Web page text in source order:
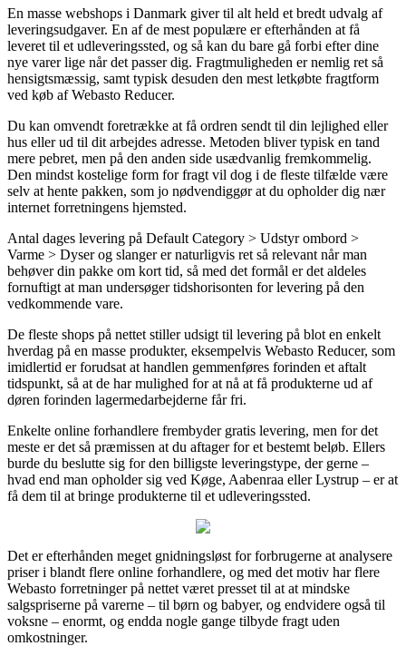
En masse webshops i Danmark giver til alt held et bredt udvalg af
leveringsudgaver. En af de mest populære er efterhånden at få
leveret til et udleveringssted, og så kan du bare gå forbi efter dine
nye varer lige når det passer dig. Fragtmuligheden er nemlig ret så
hensigtsmæssig, samt typisk desuden den mest letkøbte fragtform
ved køb af Webasto Reducer.
Du kan omvendt foretrække at få ordren sendt til din lejlighed eller
hus eller ud til dit arbejdes adresse. Metoden bliver typisk en tand
mere pebret, men på den anden side usædvanlig fremkommelig.
Den mindst kostelige form for fragt vil dog i de fleste tilfælde være
selv at hente pakken, som jo nødvendiggør at du opholder dig nær
internet forretningens hjemsted.
Antal dages levering på Default Category > Udstyr ombord >
Varme > Dyser og slanger er naturligvis ret så relevant når man
behøver din pakke om kort tid, så med det formål er det aldeles
fornuftigt at man undersøger tidshorisonten for levering på den
vedkommende vare.
De fleste shops på nettet stiller udsigt til levering på blot en enkelt
hverdag på en masse produkter, eksempelvis Webasto Reducer, som
imidlertid er forudsat at handlen gemmenføres forinden et aftalt
tidspunkt, så at de har mulighed for at nå at få produkterne ud af
døren forinden lagermedarbejderne får fri.
Enkelte online forhandlere frembyder gratis levering, men for det
meste er det så præmissen at du aftager for et bestemt beløb. Ellers
burde du beslutte sig for den billigste leveringstype, der gerne –
hvad end man opholder sig ved Køge, Aabenraa eller Lystrup – er at
få dem til at bringe produkterne til et udleveringssted.
Det er efterhånden meget gnidningsløst for forbrugerne at analysere
priser i blandt flere online forhandlere, og med det motiv har flere
Webasto forretninger på nettet været presset til at at mindske
salgspriserne på varerne – til børn og babyer, og endvidere også til
voksne – enormt, og endda nogle gange tilbyde fragt uden
omkostninger.